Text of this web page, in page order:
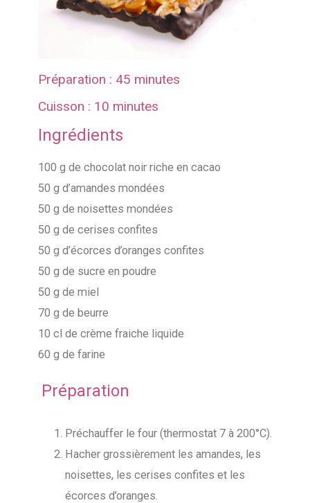
Préparation : 45 minutes
Cuisson : 10 minutes
Ingrédients
100 g de chocolat noir riche en cacao
50 g d’amandes mondées
50 g de noisettes mondées
50 g de cerises confites
50 g d’écorces d’oranges confites
50 g de sucre en poudre
50 g de miel
70 g de beurre
10 cl de crème fraiche liquide
60 g de farine
Préparation
Préchauffer le four (thermostat 7 à 200°C).
Hacher grossièrement les amandes, les
noisettes, les cerises confites et les
écorces d’oranges.